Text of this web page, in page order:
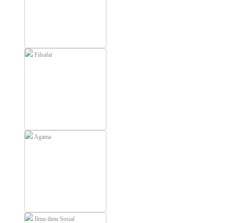
Filsafat
Agama
Ilmu-ilmu Sosial